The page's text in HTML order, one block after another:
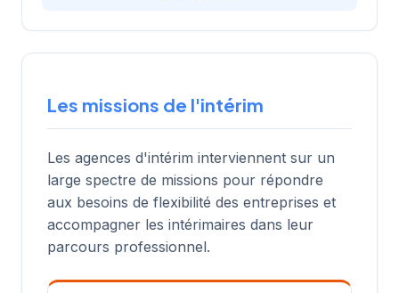
Les missions de l'intérim
Les agences d'intérim interviennent sur un
large spectre de missions pour répondre
aux besoins de flexibilité des entreprises et
accompagner les intérimaires dans leur
parcours professionnel.